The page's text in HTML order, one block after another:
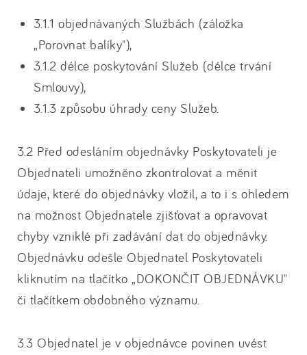
3.1.1 objednávaných Službách (záložka
„Porovnat balíky"),
3.1.2 délce poskytování Služeb (délce trvání
Smlouvy),
3.1.3 způsobu úhrady ceny Služeb.
3.2 Před odesláním objednávky Poskytovateli je
Objednateli umožněno zkontrolovat a měnit
údaje, které do objednávky vložil, a to i s ohledem
na možnost Objednatele zjišťovat a opravovat
chyby vzniklé při zadávání dat do objednávky.
Objednávku odešle Objednatel Poskytovateli
kliknutím na tlačítko „DOKONČIT OBJEDNÁVKU"
či tlačítkem obdobného významu.
3.3 Objednatel je v objednávce povinen uvést